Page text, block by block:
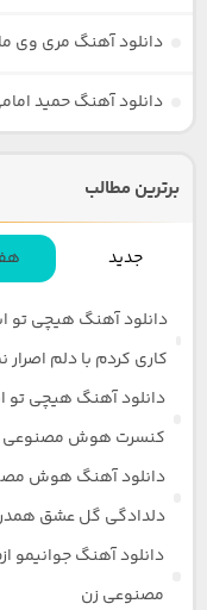
دانلود آهنگ مری وی
دانلود آهنگ حمید
برترین مطالب
جدید
دانلود آهنگ هیچی تو
کاری کردم با دلم
دانلود آهنگ هیچی تو
کنسرت هوش مصنوعی
دانلود آهنگ هوش
دلدادگی گل عشق
دانلود آهنگ
مصنوعی زن